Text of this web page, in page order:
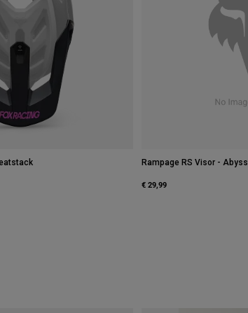
Arctic Blue.
type of Donkergeel.
Rampage RS Visor - Abyss
€ 29,99